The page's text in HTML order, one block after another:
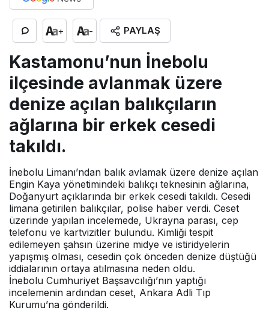
+ - PAYLAŞ
Kastamonu’nun İnebolu
ilçesinde avlanmak üzere
denize açılan balıkçıların
ağlarına bir erkek cesedi
takıldı.
İnebolu Limanı’ndan balık avlamak üzere denize açılan
Engin Kaya yönetimindeki balıkçı teknesinin ağlarına,
Doğanyurt açıklarında bir erkek cesedi takıldı. Cesedi
limana getirilen balıkçılar, polise haber verdi. Ceset
üzerinde yapılan incelemede, Ukrayna parası, cep
telefonu ve kartvizitler bulundu. Kimliği tespit
edilemeyen şahsın üzerine midye ve istiridyelerin
yapışmış olması, cesedin çok önceden denize düştüğü
iddialarının ortaya atılmasına neden oldu.
İnebolu Cumhuriyet Başsavcılığı’nın yaptığı
incelemenin ardından ceset, Ankara Adli Tıp
Kurumu’na gönderildi.